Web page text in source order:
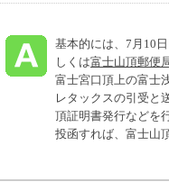
基本的には、7月10
しくは富士山頂郵便
富士宮口頂上の富士
レタックスの引受と
頂証明書発行などを
投函すれば、富士山